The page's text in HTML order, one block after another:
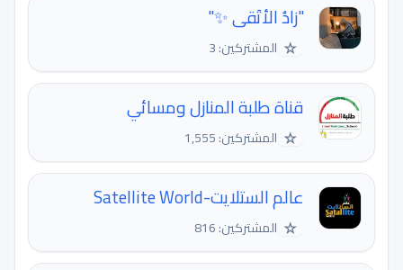
"زادُ الأتَقى ✨"
☆ المشتركين: 3
قناة طلبة المنازل ومسائي
☆ المشتركين: 1,555
عالم الستلايت-Satellite World
☆ المشتركين: 816